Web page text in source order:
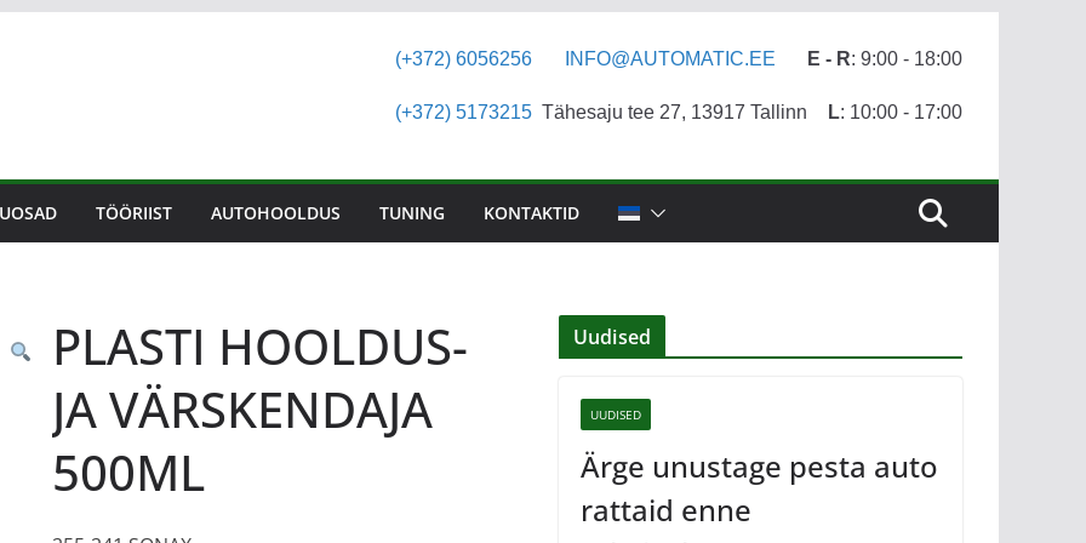
(+372) 6056256
(+372) 5173215
INFO@AUTOMATIC.EE
Tähesaju tee 27, 13917 Tallinn
E - R: 9:00 - 18:00
L: 10:00 - 17:00
TÖÖRIIST AUTOHOOLDUS TUNING KONTAKTID
PLASTI HOOLDUS-
JA VÄRSKENDAJA
500ML
Uudised
UUDISED
Ärge unustage pesta auto
rattaid enne